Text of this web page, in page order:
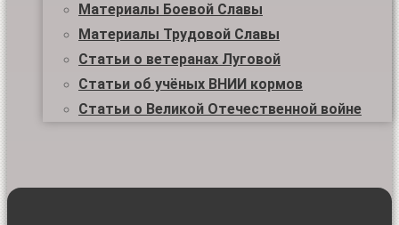
Материалы Боевой Славы
Материалы Трудовой Славы
Статьи о ветеранах Луговой
Статьи об учёных ВНИИ кормов
Статьи о Великой Отечественной войне